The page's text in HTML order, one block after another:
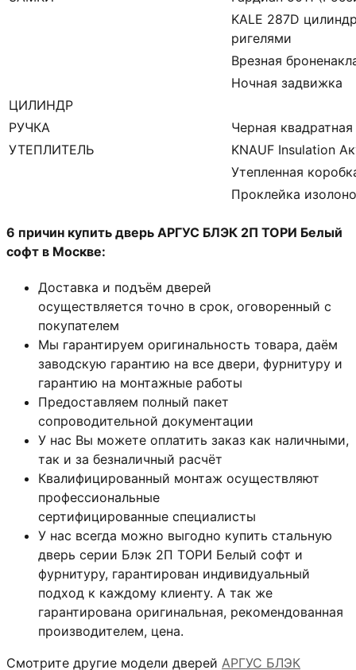
KALE 287D
ригелями
Врезная
Ночная задвижка
ЦИЛИНДР
РУЧКА
Черная
УТЕПЛИТЕЛЬ
KNAUF Insulation
Утепленная
Проклейка
6 причин купить дверь АРГУС БЛЭК 2П ТОРИ Белый
софт в Москве:
Доставка и подъём дверей
осуществляется точно в срок, оговоренный с
покупателем
Мы гарантируем оригинальность товара, даём
заводскую гарантию на все двери, фурнитуру и
гарантию на монтажные работы
Предоставляем полный пакет
сопроводительной документации
У нас Вы можете оплатить заказ как наличными,
так и за безналичный расчёт
Квалифицированный монтаж осуществляют
профессиональные
сертифицированные специалисты
У нас всегда можно выгодно купить стальную
дверь серии Блэк 2П ТОРИ Белый софт и
фурнитуру, гарантирован индивидуальный
подход к каждому клиенту. А так же
гарантирована оригинальная, рекомендованная
производителем, цена.
Смотрите другие модели дверей АРГУС БЛЭК